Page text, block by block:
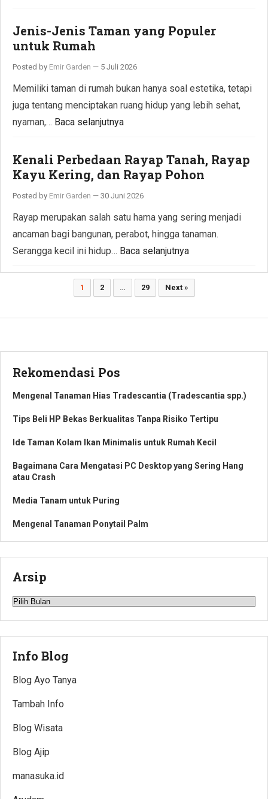
Jenis-Jenis Taman yang Populer
untuk Rumah
Posted by Emir Garden — 5 Juli 2026
Memiliki taman di rumah bukan hanya soal estetika, tetapi
juga tentang menciptakan ruang hidup yang lebih sehat,
nyaman,… Baca selanjutnya
Kenali Perbedaan Rayap Tanah, Rayap
Kayu Kering, dan Rayap Pohon
Posted by Emir Garden — 30 Juni 2026
Rayap merupakan salah satu hama yang sering menjadi
ancaman bagi bangunan, perabot, hingga tanaman.
Serangga kecil ini hidup… Baca selanjutnya
1 2 … 29 Next »
Rekomendasi Pos
Mengenal Tanaman Hias Tradescantia (Tradescantia spp.)
Tips Beli HP Bekas Berkualitas Tanpa Risiko Tertipu
Ide Taman Kolam Ikan Minimalis untuk Rumah Kecil
Bagaimana Cara Mengatasi PC Desktop yang Sering Hang
atau Crash
Media Tanam untuk Puring
Mengenal Tanaman Ponytail Palm
Arsip
Arsip
Info Blog
Blog Ayo Tanya
Tambah Info
Blog Wisata
Blog Ajip
manasuka.id